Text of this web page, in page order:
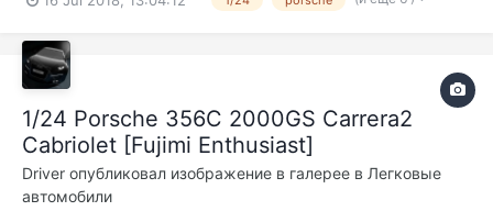
1/24 Porsche 356C 2000GS Carrera2
Cabriolet [Fujimi Enthusiast]
Driver опубликовал изображение в галерее в Легковые
автомобили